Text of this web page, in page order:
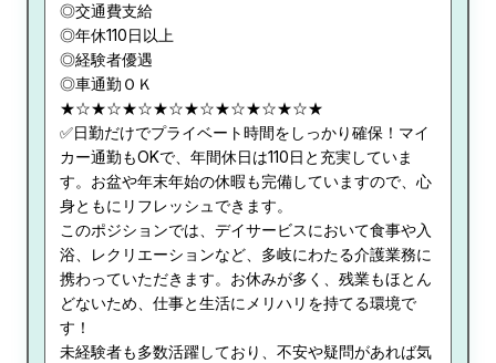
◎交通費支給
◎年休110日以上
◎経験者優遇
◎車通勤ＯＫ
★☆★☆★☆★☆★☆★☆★☆★☆★
✅日勤だけでプライベート時間をしっかり確保！マイ
カー通勤もOKで、年間休日は110日と充実していま
す。お盆や年末年始の休暇も完備していますので、心
身ともにリフレッシュできます。
このポジションでは、デイサービスにおいて食事や入
浴、レクリエーションなど、多岐にわたる介護業務に
携わっていただきます。お休みが多く、残業もほとん
どないため、仕事と生活にメリハリを持てる環境で
す！
未経験者も多数活躍しており、不安や疑問があれば気